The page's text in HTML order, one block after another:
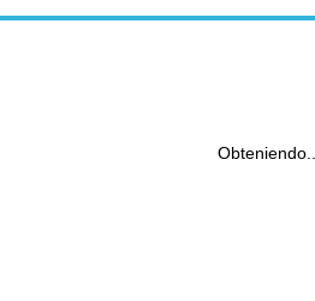
Obteniendo...